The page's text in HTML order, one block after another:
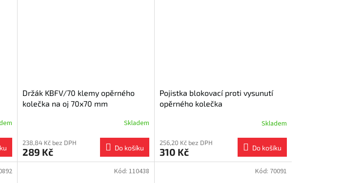
Držák KBFV/70 klemy opěrného
kolečka na oj 70x70 mm
Skladem
238,84 Kč bez DPH
289 Kč Do košíku
Pojistka blokovací proti vysunutí
opěrného kolečka
Skladem
256,20 Kč bez DPH
310 Kč Do košíku
Kód: 110438 Kód: 70091